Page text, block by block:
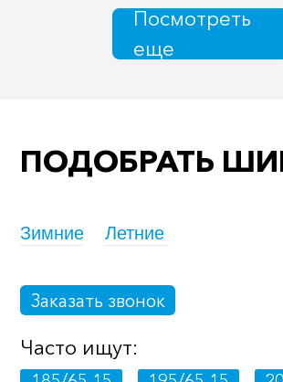
Посмотреть
еще
ПОДОБРАТЬ
Зимние Летние
Заказать звонок
Часто ищут: